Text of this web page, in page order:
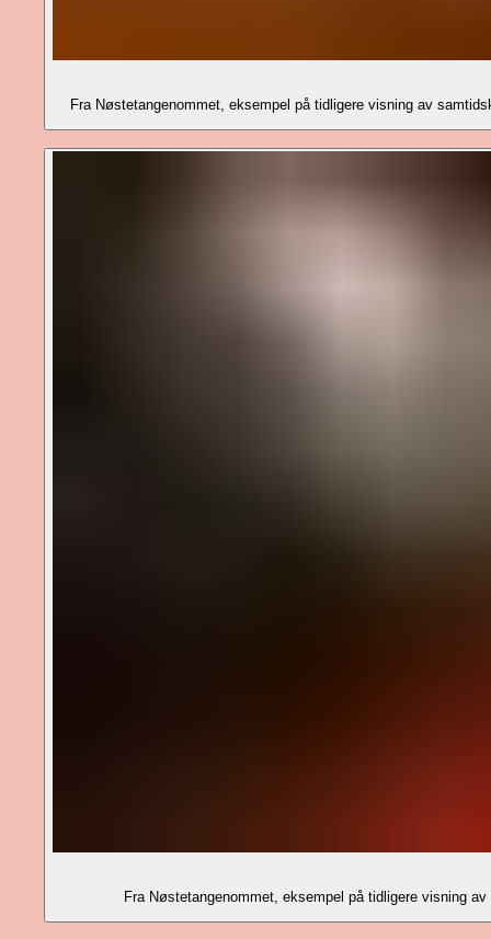
Fra Nøstetangenommet, eksempel på tidligere visning av
Fra Nøstetangenommet, eksempel på tidligere visning